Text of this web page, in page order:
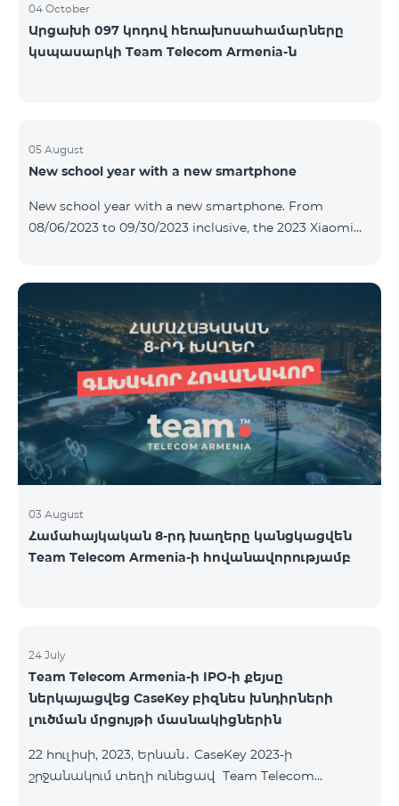
04 October
Արցախի 097 կոդով հեռախոսահամարները
կսպասարկի Team Telecom Armenia-ն
05 August
New school year with a new smartphone
New school year with a new smartphone. From
08/06/2023 to 09/30/2023 inclusive, the 2023 Xiaomi
- the 1st month is free. A smartphone can also be
purchased on credit, starting from 1250 AMD per
month. Bank charges are added to the monthly fee.
Tariff terms are below. Prepaid package Teamtok.
Monthly fee: 2500 AMD 250minutes to RA, Artsakh,
USA and Canada, Beeline Russia and Tele2 mob
03 August
Համահայկական 8-րդ խաղերը կանցկացվեն
Team Telecom Armenia-ի հովանավորությամբ
24 July
Team Telecom Armenia-ի IPO-ի քեյսը
ներկայացվեց CaseKey բիզնես խնդիրների
լուծման մրցույթի մասնակիցներին
22 հուլիսի, 2023, Երևան․ CaseKey 2023-ի
շրջանակում տեղի ունեցավ Team Telecom